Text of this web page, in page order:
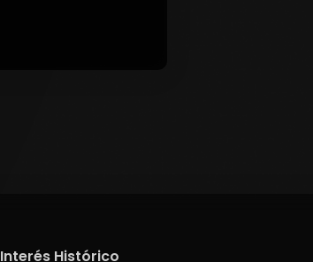
Interés Histórico